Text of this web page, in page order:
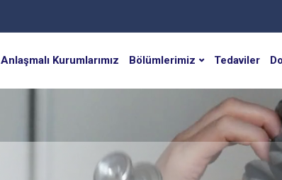
Anlaşmalı Kurumlarımız Bölümlerimiz Tedaviler